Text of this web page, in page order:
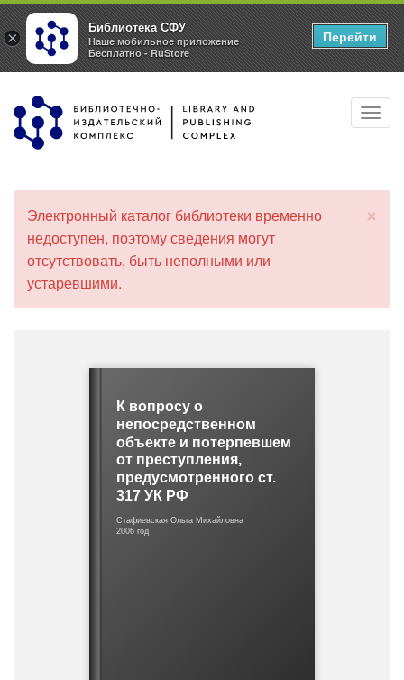
Перейти
основному
×
о
о
б
щ
е
Электронный каталог библиотеки временно
недоступен, поэтому сведения могут
отсутствовать, быть неполными или
устаревшими.
К вопросу о
непосредственном
объекте и потерпевшем
от преступления,
предусмотренного ст.
317 УК РФ
Стафиевская Ольга Михайловна
2006 год
×
Библиотека СФУ
Наше мобильное приложение
Бесплатно - RuStore
Перейти